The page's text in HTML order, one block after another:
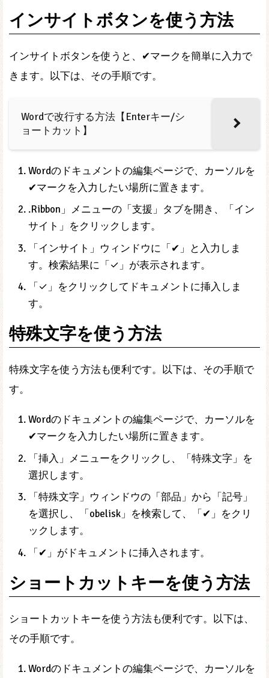
インサイトボタンを使う方法
インサイトボタンを使うと、✔マークを簡単に入力で
きます。以下は、その手順です。
Wordで改行する方法【Enterキー/シ
ョートカット】
Wordのドキュメントの編集ページで、カーソルを
✔マークを入力したい場所に置きます。
.Ribbon」メニューの「支援」タブを開き、「イン
サイト」をクリックします。
「インサイト」ウィンドウに「✔」と入力しま
す。検索結果に「✓」が表示されます。
「✓」をクリックしてドキュメントに挿入しま
す。
特殊文字を使う方法
特殊文字を使う方法も便利です。以下は、その手順で
す。
Wordのドキュメントの編集ページで、カーソルを
✔マークを入力したい場所に置きます。
「挿入」メニューをクリックし、「特殊文字」を
選択します。
「特殊文字」ウィンドウの「部品」から「記号」
を選択し、「obelisk」を検索して、「✔」をクリ
ックします。
「✔」がドキュメントに挿入されます。
ショートカットキーを使う方法
ショートカットキーを使う方法も便利です。以下は、
その手順です。
Wordのドキュメントの編集ページで、カーソルを